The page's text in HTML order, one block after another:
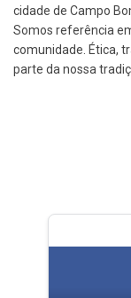
cidade de Campo
Somos referência
comunidade. Ética,
parte da nossa